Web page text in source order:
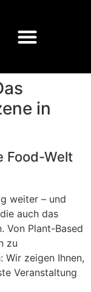
in
Food-Welt
weiter – und
auch das
Von Plant-Based
zu
Wir zeigen Ihnen,
Veranstaltung